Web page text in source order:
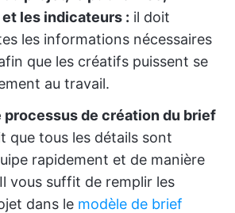
et les indicateurs : il doit
les informations nécessaires
que les créatifs puissent se
au travail.
processus de création du brief
que tous les détails sont
rapidement et de manière
vous suffit de remplir les
dans le modèle de brief